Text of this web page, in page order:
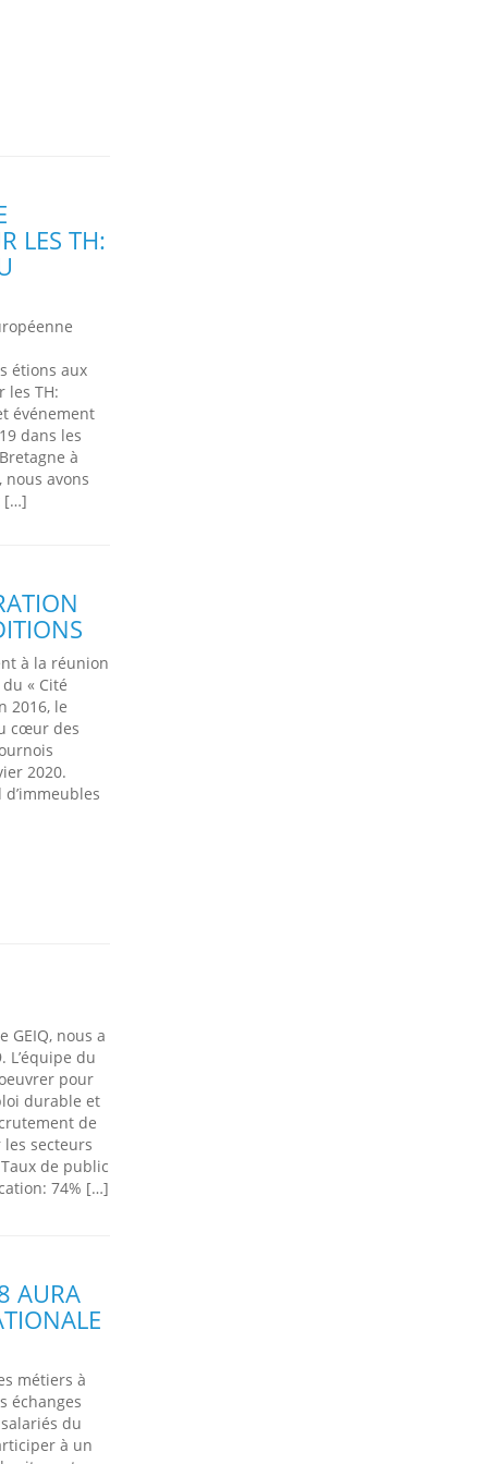
LES TH:
étions aux
les TH:
événement
dans les
à
nous avons
[…]
à la réunion
« Cité
2016, le
cœur des
2020.
GEIQ, nous a
L’équipe du
pour
durable et
de
secteurs
de public
74% […]
AURA
métiers à
échanges
du
à un